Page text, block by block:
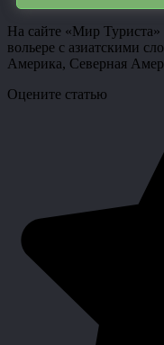
На сайте «Мир
вольере с азиатскими
Америка, Северная
Оцените статью